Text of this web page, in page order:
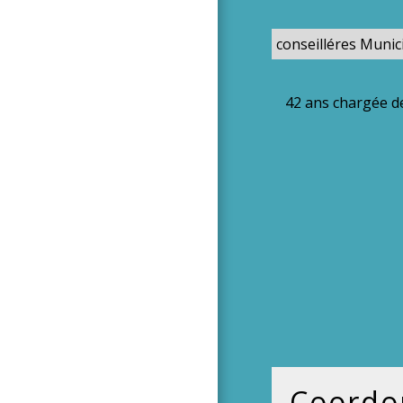
conseilléres
42 ans chargée